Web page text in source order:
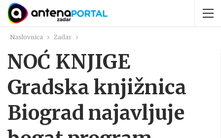
Naslovnica Zadar
NOĆ KNJIGE
Gradska knjižnica
Biograd najavljuje